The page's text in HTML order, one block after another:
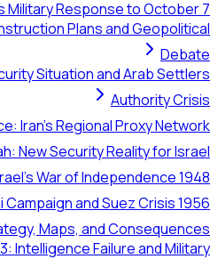
Military Response to October 7
Plans and Geopolitical
Debate
Situation and Arab Settlers
Authority Crisis
Iran's Regional Proxy Network
New Security Reality for Israel
War of Independence 1948
Campaign and Suez Crisis 1956
Maps, and Consequences
Intelligence Failure and Military